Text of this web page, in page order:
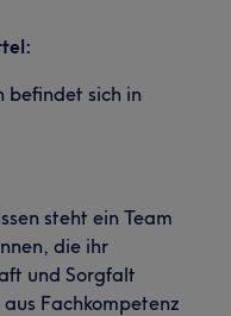
befindet sich in
steht ein Team
die ihr
und Sorgfalt
Fachkompetenz